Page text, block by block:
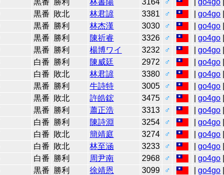
黒番 敗北 林君諺 3381 ♂ |go4go
黒番 勝利 林杰漢 3030 ♂ |go4go
黒番 勝利 陳祈睿 3326 ♂ |go4go
黒番 勝利 楊博ワイ 3232 ♂ |go4go
白番 勝利 陳威廷 2972 ♂ |go4go
白番 敗北 林君諺 3380 ♂ |go4go
黒番 勝利 牛詩特 3005 ♂ |go4go
黒番 敗北 許皓鋐 3475 ♂ |go4go
黒番 勝利 蕭正浩 3313 ♂ |go4go
白番 勝利 陳詩淵 3254 ♂ |go4go
白番 敗北 簡靖庭 3274 ♂ |go4go
白番 敗北 林至涵 3233 ♂ |go4go
白番 勝利 周尹南 2968 ♂ |go4go
黒番 勝利 徐靖恩 3099 ♂ |go4go